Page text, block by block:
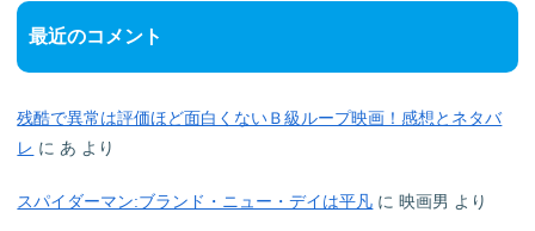
最近のコメント
残酷で異常は評価ほど面白くないＢ級ループ映画！感想とネタバ
レ に あ より
スパイダーマン:ブランド・ニュー・デイは平凡 に映画男 より